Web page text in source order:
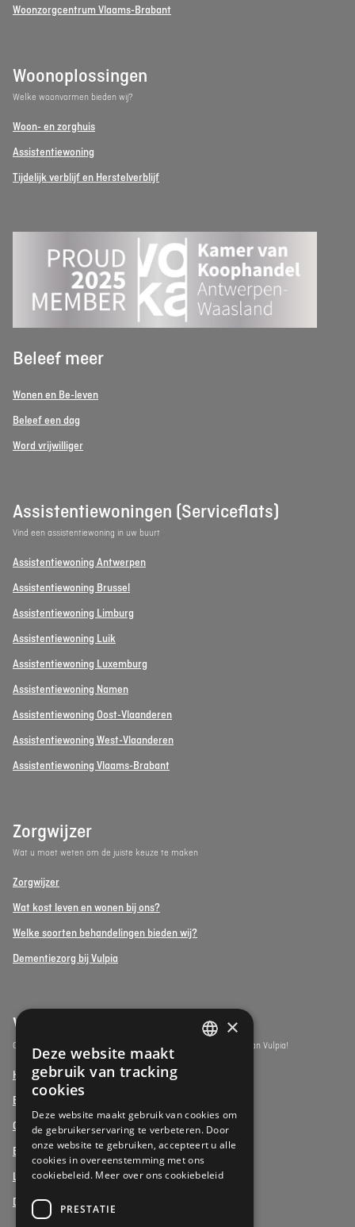
Woonzorgcentrum Vlaams-Brabant
Woonoplossingen
Welke woonvormen bieden wij?
Woon- en zorghuis
Assistentiewoning
Tijdelijk verblijf en Herstelverblijf
Beleef meer
Wonen en Be-leven
Beleef een dag
Word vrijwilliger
Assistentiewoningen (Serviceflats)
Vind een assistentiewoning in uw buurt
Assistentiewoning Antwerpen
Assistentiewoning Brussel
Assistentiewoning Limburg
Assistentiewoning Luik
Assistentiewoning Luxemburg
Assistentiewoning Namen
Assistentiewoning Oost-Vlaanderen
Assistentiewoning West-Vlaanderen
Assistentiewoning Vlaams-Brabant
Zorgwijzer
Wat u moet weten om de juiste keuze te maken
Zorgwijzer
Wat kost leven en wonen bij ons?
Welke soorten behandelingen bieden wij?
Dementiezorg bij Vulpia
Vulpia Premium Living
Ontdek de assistentiewoningen onder het premium segment van Vulpia!
Henri Jaspar, Kraainem
Beukenhof aan Zee, Oostduinkerke
Oud Gemeentehuis, Werchter
Elysia Park, Antwerpen
La Vigie, Koksijde
Duinenzee, De Panne
DUTCH
×
Deze website maakt
gebruik van tracking
cookies
Deze website maakt gebruik van cookies om
de gebruikerservaring te verbeteren. Door
onze website te gebruiken, accepteert u alle
cookies in overeenstemming met ons
cookiebeleid. Meer over ons cookiebeleid
PRESTATIE